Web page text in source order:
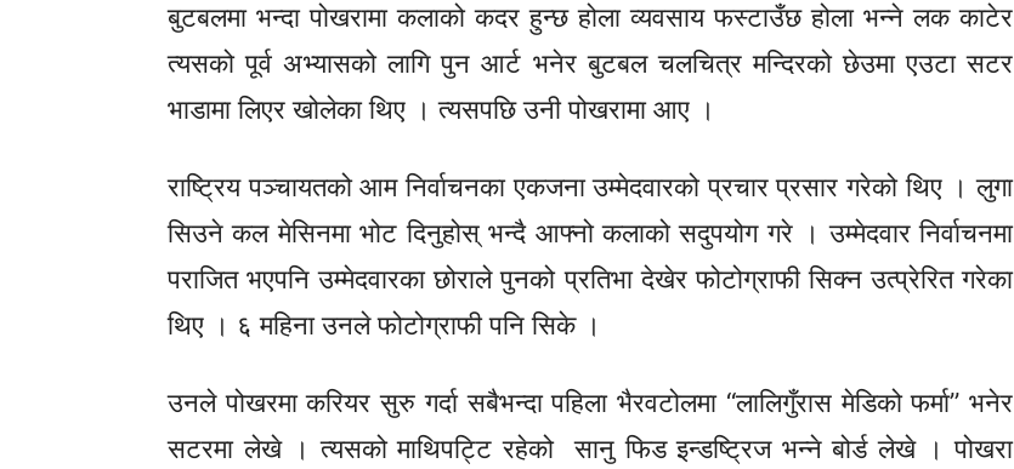
बुटबलमा भन्दा पोखरामा कलाको कदर हुन्छ होला व्यवसाय फस्टाउँछ होला भन्ने लक काटेर
त्यसको पूर्व अभ्यासको लागि पुन आर्ट भनेर बुटबल चलचित्र मन्दिरको छेउमा एउटा सटर
भाडामा लिएर खोलेका थिए । त्यसपछि उनी पोखरामा आए ।
राष्ट्रिय पञ्चायतको आम निर्वाचनका एकजना उम्मेदवारको प्रचार प्रसार गरेको थिए । लुगा
सिउने कल मेसिनमा भोट दिनुहोस् भन्दै आफ्नो कलाको सदुपयोग गरे । उम्मेदवार निर्वाचनमा
पराजित भएपनि उम्मेदवारका छोराले पुनको प्रतिभा देखेर फोटोग्राफी सिक्न उत्प्रेरित गरेका
थिए । ६ महिना उनले फोटोग्राफी पनि सिके ।
उनले पोखरमा करियर सुरु गर्दा सबैभन्दा पहिला भैरवटोलमा “लालिगुँरास मेडिको फर्मा” भनेर
सटरमा लेखे । त्यसको माथिपट्टि रहेको सानु फिड इन्डष्ट्रिज भन्ने बोर्ड लेखे । पोखरा